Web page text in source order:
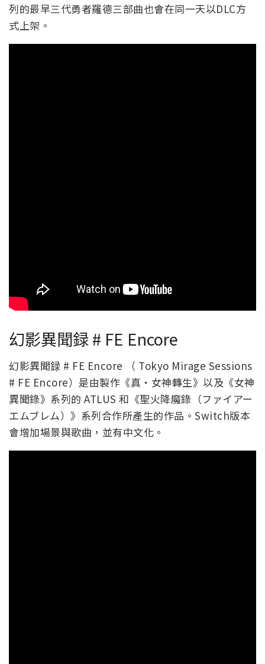
列的最早三代勇者羅德三部曲也會在同一天以DLC方
式上架。
幻影異聞録 # FE Encore
幻影異聞録 # FE Encore （ Tokyo Mirage Sessions
# FE Encore）是由製作《真・女神轉生》以及《女神
異聞錄》系列的 ATLUS 和《聖火降魔錄（ファイアー
エムブレム）》系列合作所產生的作品。Switch版本
會增加場景與歌曲，並有中文化。